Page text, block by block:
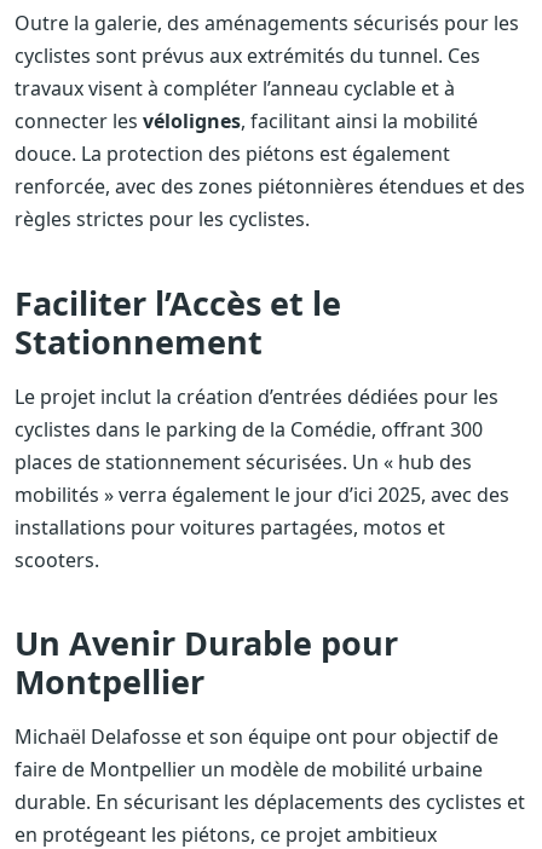
Outre la galerie, des aménagements sécurisés pour les
cyclistes sont prévus aux extrémités du tunnel. Ces
travaux visent à compléter l’anneau cyclable et à
connecter les vélolignes, facilitant ainsi la mobilité
douce. La protection des piétons est également
renforcée, avec des zones piétonnières étendues et des
règles strictes pour les cyclistes.
Faciliter l’Accès et le
Stationnement
Le projet inclut la création d’entrées dédiées pour les
cyclistes dans le parking de la Comédie, offrant 300
places de stationnement sécurisées. Un « hub des
mobilités » verra également le jour d’ici 2025, avec des
installations pour voitures partagées, motos et
scooters.
Un Avenir Durable pour
Montpellier
Michaël Delafosse et son équipe ont pour objectif de
faire de Montpellier un modèle de mobilité urbaine
durable. En sécurisant les déplacements des cyclistes et
en protégeant les piétons, ce projet ambitieux